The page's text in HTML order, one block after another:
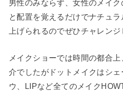
男性のみならず、女性のメイ
と配置を覚えるだけでナチュ
上げられるのでぜひチャレンジ
メイクショーでは時間の都合
介でしたがドットメイクはシ
ウ、LIPなど全てのメイク